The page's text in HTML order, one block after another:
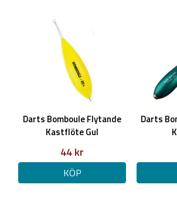
Darts Bomboule Flytande
Kastflöte Gul
44 kr
KÖP
Darts